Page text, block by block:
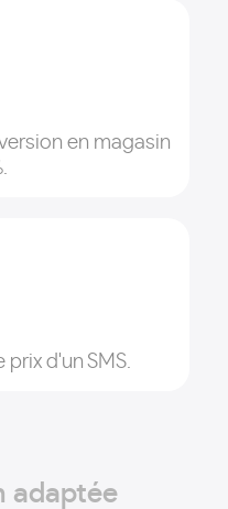
en magasin
d'un SMS.
adaptée